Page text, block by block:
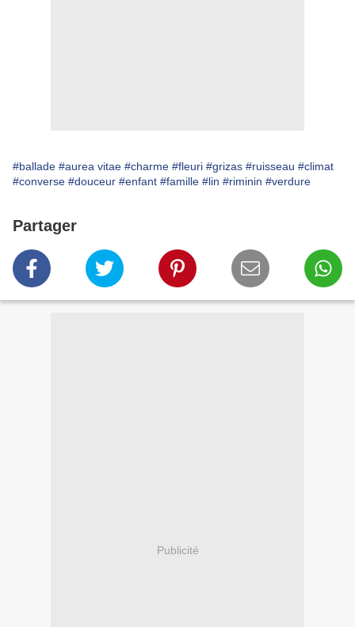
#ballade #aurea vitae #charme #fleuri #grizas #ruisseau #climat
#converse #douceur #enfant #famille #lin #riminin #verdure
Partager
Publicité